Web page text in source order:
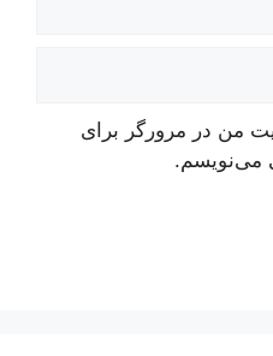
من در مرورگر برای
می‌نویسم.